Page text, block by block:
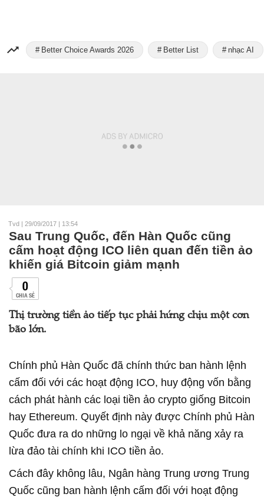
Better Choice Awards 2026 Better List nhạc AI
Tvd | 29/09/2017 | 13:54
Sau Trung Quốc, đến Hàn Quốc cũng
cấm hoạt động ICO liên quan đến tiền ảo
khiến giá Bitcoin giảm mạnh
0
CHIA SẺ
Thị trường tiền ảo tiếp tục phải hứng chịu một cơn
bão lớn.
Chính phủ Hàn Quốc đã chính thức ban hành lệnh
cấm đối với các hoạt động ICO, huy động vốn bằng
cách phát hành các loại tiền ảo crypto giống Bitcoin
hay Ethereum. Quyết định này được Chính phủ Hàn
Quốc đưa ra do những lo ngại về khả năng xảy ra
lừa đảo tài chính khi ICO tiền ảo.
Cách đây không lâu, Ngân hàng Trung ương Trung
Quốc cũng ban hành lệnh cấm đối với hoạt động